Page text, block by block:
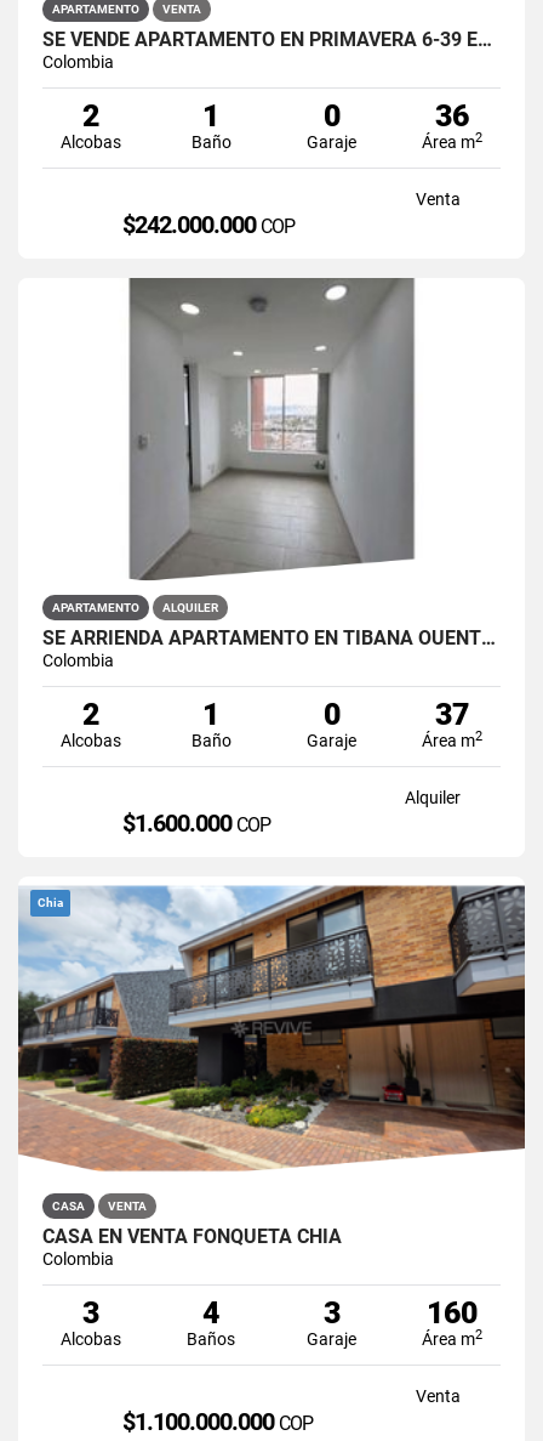
APARTAMENTO VENTA
SE VENDE APARTAMENTO EN PRIMAVERA 6-39 ET 2 PUENTE ARANDA
Colombia
2
Alcobas
1
Baño
0
Garaje
36
Área m2
Venta
$242.000.000 COP
APARTAMENTO ALQUILER
SE ARRIENDA APARTAMENTO EN TIBANA OUENTE ARANDA CONJUNTO OPORTO
Colombia
2
Alcobas
1
Baño
0
Garaje
37
Área m2
Alquiler
$1.600.000 COP
Chia
CASA VENTA
CASA EN VENTA FONQUETÁ CHÍA
Colombia
3
Alcobas
4
Baños
3
Garaje
160
Área m2
Venta
$1.100.000.000 COP